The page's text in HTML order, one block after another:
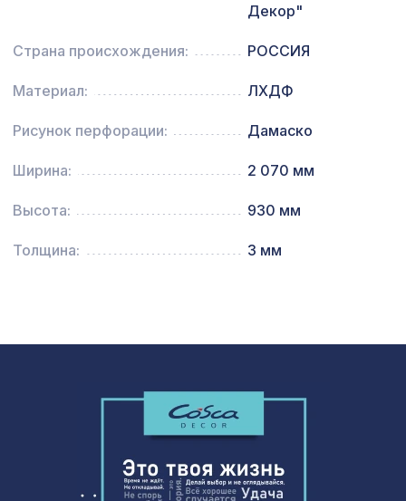
Декор"
Страна происхождения: РОССИЯ
Материал: ЛХДФ
Рисунок перфорации: Дамаско
Ширина: 2 070 мм
Высота: 930 мм
Толщина: 3 мм